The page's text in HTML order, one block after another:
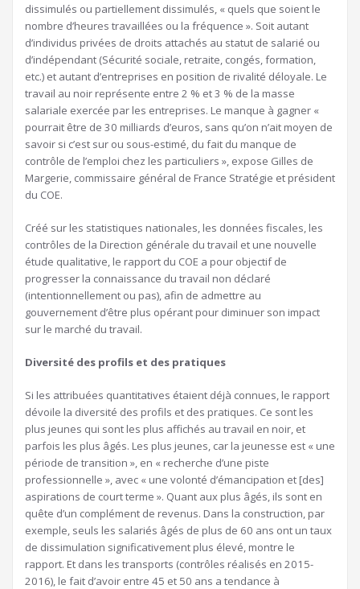
dissimulés ou partiellement dissimulés, « quels que soient le
nombre d’heures travaillées ou la fréquence ». Soit autant
d’individus privées de droits attachés au statut de salarié ou
d’indépendant (Sécurité sociale, retraite, congés, formation,
etc.) et autant d’entreprises en position de rivalité déloyale. Le
travail au noir représente entre 2 % et 3 % de la masse
salariale exercée par les entreprises. Le manque à gagner «
pourrait être de 30 milliards d’euros, sans qu’on n’ait moyen de
savoir si c’est sur ou sous-estimé, du fait du manque de
contrôle de l’emploi chez les particuliers », expose Gilles de
Margerie, commissaire général de France Stratégie et président
du COE.
Créé sur les statistiques nationales, les données fiscales, les
contrôles de la Direction générale du travail et une nouvelle
étude qualitative, le rapport du COE a pour objectif de
progresser la connaissance du travail non déclaré
(intentionnellement ou pas), afin de admettre au
gouvernement d’être plus opérant pour diminuer son impact
sur le marché du travail.
Diversité des profils et des pratiques
Si les attribuées quantitatives étaient déjà connues, le rapport
dévoile la diversité des profils et des pratiques. Ce sont les
plus jeunes qui sont les plus affichés au travail en noir, et
parfois les plus âgés. Les plus jeunes, car la jeunesse est « une
période de transition », en « recherche d’une piste
professionnelle », avec « une volonté d’émancipation et [des]
aspirations de court terme ». Quant aux plus âgés, ils sont en
quête d’un complément de revenus. Dans la construction, par
exemple, seuls les salariés âgés de plus de 60 ans ont un taux
de dissimulation significativement plus élevé, montre le
rapport. Et dans les transports (contrôles réalisés en 2015-
2016), le fait d’avoir entre 45 et 50 ans a tendance à